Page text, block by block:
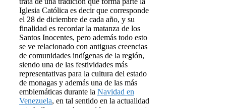
Iglesia Católica es decir que corresponde
el 28 de diciembre de cada año, y su
finalidad es recordar la matanza de los
Santos Inocentes, pero además todo esto
se ve relacionado con antiguas creencias
de comunidades indígenas de la región,
siendo una de las festividades más
representativas para la cultura del estado
de monagas y además una de las más
emblemáticas durante la Navidad en
Venezuela, en tal sentido en la actualidad